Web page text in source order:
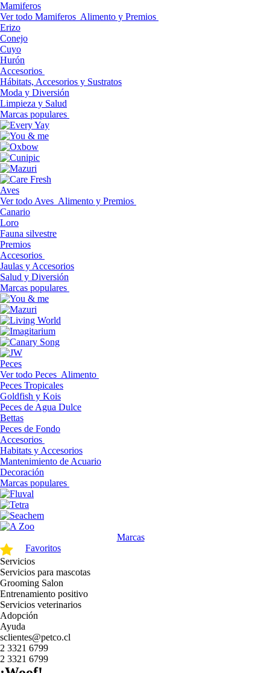
Mamiferos
Ver todo Mamiferos Alimento y Premios
Erizo
Conejo
Cuyo
Hurón
Accesorios
Hábitats, Accesorios y Sustratos
Moda y Diversión
Limpieza y Salud
Marcas populares
Aves
Ver todo Aves Alimento y Premios
Canario
Loro
Fauna silvestre
Premios
Accesorios
Jaulas y Accesorios
Salud y Diversión
Marcas populares
Peces
Ver todo Peces Alimento
Peces Tropicales
Goldfish y Kois
Peces de Agua Dulce
Bettas
Peces de Fondo
Accesorios
Habitats y Accesorios
Mantenimiento de Acuario
Decoración
Marcas populares
Marcas
Favoritos
Servicios
Servicios para mascotas
Grooming Salon
Entrenamiento positivo
Servicios veterinarios
Adopción
Ayuda
sclientes@petco.cl
2 3321 6799
2 3321 6799